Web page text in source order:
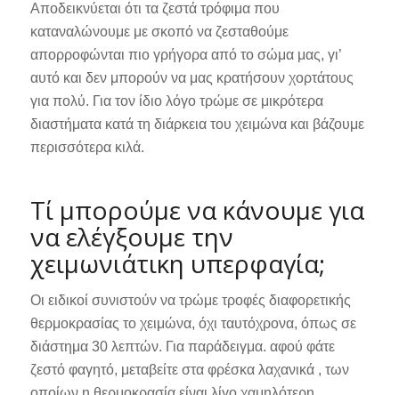
Αποδεικνύεται ότι τα ζεστά τρόφιμα που
καταναλώνουμε με σκοπό να ζεσταθούμε
απορροφώνται πιο γρήγορα από το σώμα μας, γι’
αυτό και δεν μπορούν να μας κρατήσουν χορτάτους
για πολύ. Για τον ίδιο λόγο τρώμε σε μικρότερα
διαστήματα κατά τη διάρκεια του χειμώνα και βάζουμε
περισσότερα κιλά.
Τί μπορούμε να κάνουμε για
να ελέγξουμε την
χειμωνιάτικη υπερφαγία;
Οι ειδικοί συνιστούν να τρώμε τροφές διαφορετικής
θερμοκρασίας το χειμώνα, όχι ταυτόχρονα, όπως σε
διάστημα 30 λεπτών. Για παράδειγμα. αφού φάτε
ζεστό φαγητό, μεταβείτε στα φρέσκα λαχανικά , των